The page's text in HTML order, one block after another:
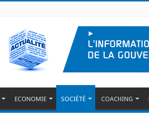
ECONOMIE SOCIÉTÉ COACHING